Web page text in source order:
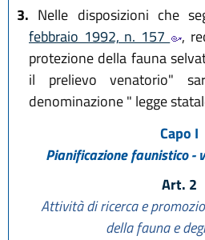
3. Nelle disposizioni che
febbraio 1992, n. 157
,
protezione della fauna
il prelievo venatorio"
denominazione " legge
Capo I
Pianificazione faunistico -
Art. 2
Attività di ricerca e
della fauna e